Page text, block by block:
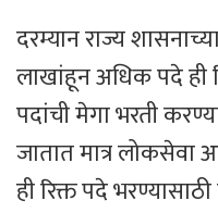
दरम्यान राज्य
लाखांहून अधिक पदे ही
पदांची मेगा भरती
जातात मात्र
ही रिक्त पदे